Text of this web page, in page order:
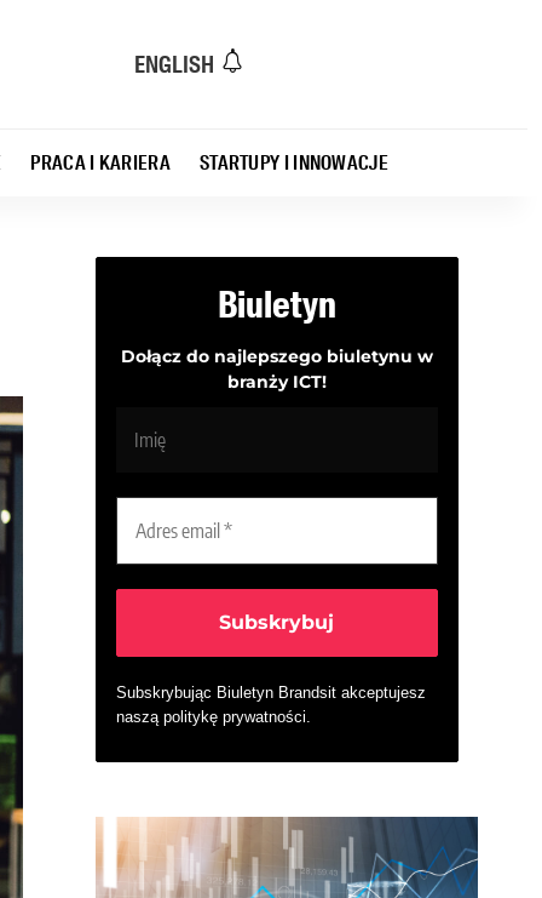
ENGLISH
PRACA I KARIERA STARTUPY I INNOWACJE
Biuletyn
Dołącz do najlepszego biuletynu w
branży ICT!
Subskrybując Biuletyn Brandsit akceptujesz
naszą politykę prywatności